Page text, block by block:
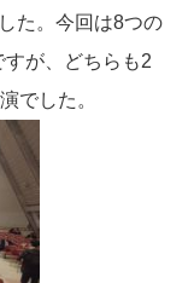
た。今回は8つの
が、どちらも2
でした。